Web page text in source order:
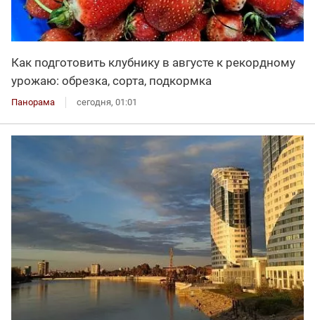
Как подготовить клубнику в августе к рекордному
урожаю: обрезка, сорта, подкормка
Панорама сегодня, 01:01